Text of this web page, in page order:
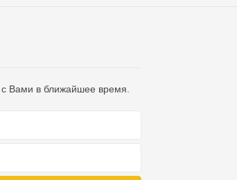
Вами в ближайшее время.